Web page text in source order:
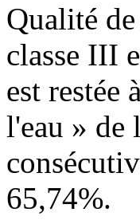
Qualité
classe III
est restée
l'eau » de
65,74%.